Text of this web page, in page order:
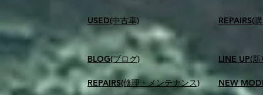
USED(中古車)
BLOG(ブログ)
REPAIRS(修理・メンテナンス)
​REPAIRS(
LINE UP(
NEW